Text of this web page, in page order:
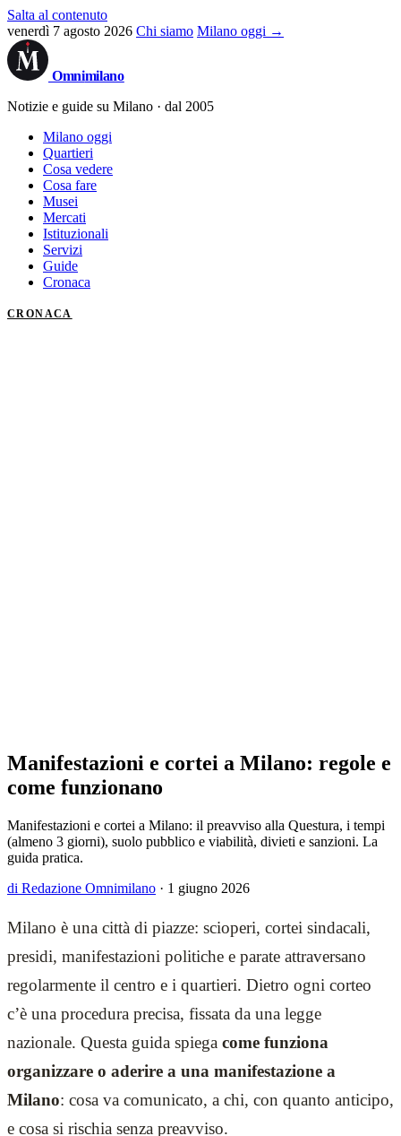
Salta al contenuto
venerdì 7 agosto 2026 Chi siamo Milano oggi →
Omnimilano
Notizie e guide su Milano · dal 2005
Milano oggi
Quartieri
Cosa vedere
Cosa fare
Musei
Mercati
Istituzionali
Servizi
Guide
Cronaca
CRONACA
Manifestazioni e cortei a Milano: regole e
come funzionano
Manifestazioni e cortei a Milano: il preavviso alla Questura, i tempi
(almeno 3 giorni), suolo pubblico e viabilità, divieti e sanzioni. La
guida pratica.
di Redazione Omnimilano · 1 giugno 2026
Milano è una città di piazze: scioperi, cortei sindacali,
presidi, manifestazioni politiche e parate attraversano
regolarmente il centro e i quartieri. Dietro ogni corteo
c’è una procedura precisa, fissata da una legge
nazionale. Questa guida spiega come funziona
organizzare o aderire a una manifestazione a
Milano: cosa va comunicato, a chi, con quanto anticipo,
e cosa si rischia senza preavviso.